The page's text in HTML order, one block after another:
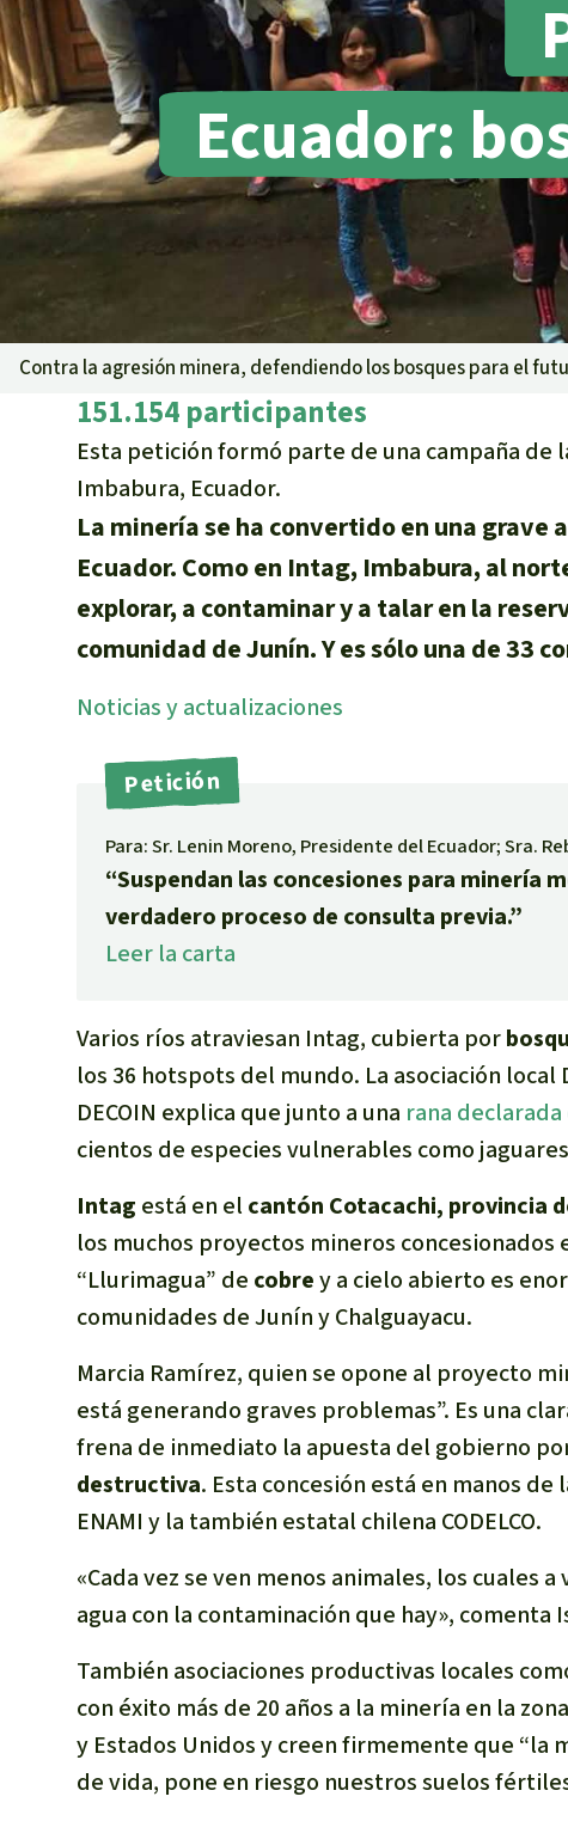
Metales
Minería
Agrotoxicos
Aceite de palma
REDD
Indígena
Landgrabbing
Granjas
Para niñas y
Defensoras y
Contra la agresión minera, defendiendo los bosques para el
Ecuador:
151.154 participantes
Esta petición formó parte de una campaña
Imbabura, Ecuador.
La minería se ha convertido en una grave
Ecuador. Como en Intag, Imbabura, al
explorar, a contaminar y a talar en la
comunidad de Junín. Y es sólo una de 33
Noti­cias y actuali­zaciones
Petición
Para: Sr. Lenin Moreno, Presidente del Ecuador; Sra.
“Suspendan las concesiones para minería
verdadero proceso de consulta previa.”
Leer la carta
Varios ríos atraviesan Intag, cubierta por
los 36 hotspots del mundo. La asociación local
DECOIN explica que junto a una rana declarada
cientos de especies vulnerables como
Intag está en el cantón Cotacachi, provincia
los muchos proyectos mineros concesionados
“Llurimagua” de cobrey a cielo abierto es
comunidades de Junín y Chalguayacu.
Marcia Ramírez, quien se opone al proyecto
está generando graves problemas”. Es una
frena de inmediato la apuesta del gobierno
destructiva. Esta concesión está en manos
ENAMI y la también estatal chilena CODELCO.
«Cada vez se ven menos animales, los cuales
agua con la contaminación que hay»,
También asociaciones productivas locales
con éxito más de 20 años a la minería en la
y Estados Unidos y creen firmemente que “la
de vida, pone en riesgo nuestros suelos